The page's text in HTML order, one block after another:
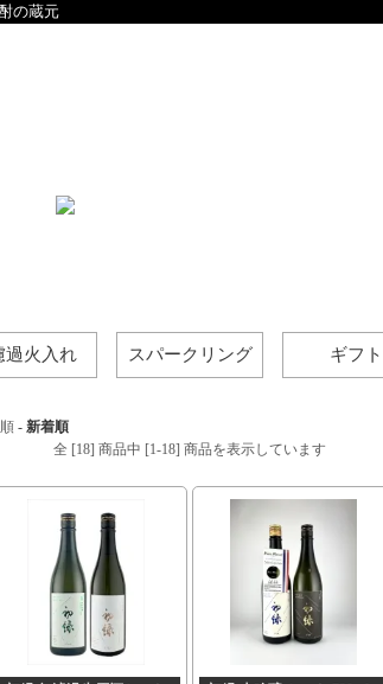
の蔵元
過火入れ スパークリング ギフト
- 新着順
全 [18] 商品中 [1-18] 商品を表示しています